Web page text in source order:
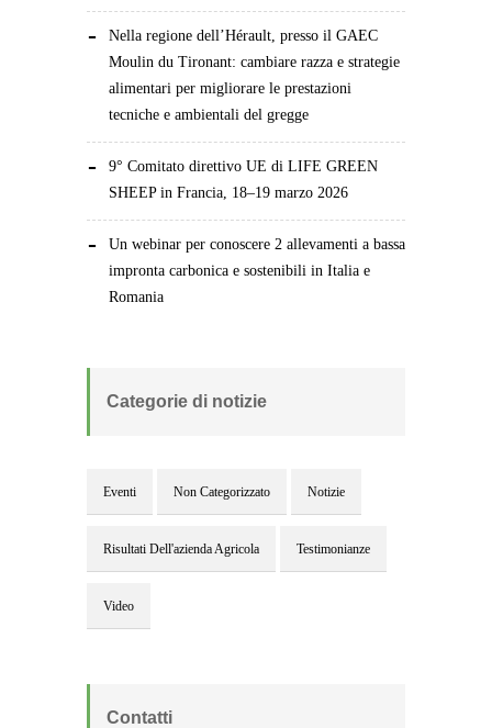
Nella regione dell’Hérault, presso il GAEC
Moulin du Tironant: cambiare razza e strategie
alimentari per migliorare le prestazioni
tecniche e ambientali del gregge
9° Comitato direttivo UE di LIFE GREEN
SHEEP in Francia, 18–19 marzo 2026
Un webinar per conoscere 2 allevamenti a bassa
impronta carbonica e sostenibili in Italia e
Romania
Categorie di notizie
Eventi Non Categorizzato Notizie
Risultati Dell'azienda Agricola Testimonianze
Video
Contatti